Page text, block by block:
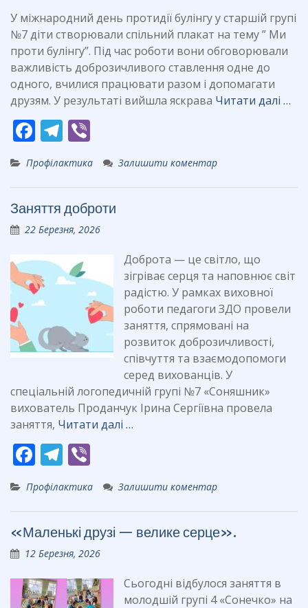
У міжнародний день протидії булінгу у старшій групі
№7 діти створювали спільний плакат на тему ” Ми
проти булінгу”. Під час роботи вони обговорювали
важливість доброзичливого ставлення одне до
одного, вчилися працювати разом і допомагати
друзям. У результаті вийшла яскрава Читати далі …
F
ac
e
b
o
o
k
T
e
gr
a
m
er
Профілактика Залишити коментар
Заняття доброти
22 Березня, 2026
Доброта — це світло, що
зігріває серця та наповнює світ
радістю. У рамках виховної
роботи педагоги ЗДО провели
заняття, спрямовані на
розвиток доброзичливості,
співчуття та взаємодопомоги
серед вихованців. У
спеціальній логопедичній групі №7 «Соняшник»
вихователь Проданчук Ірина Сергіївна провела
заняття, Читати далі …
F
ac
e
b
o
o
k
T
e
gr
a
m
er
Профілактика Залишити коментар
«Маленькі друзі — велике серце».
12 Березня, 2026
Сьогодні відбулося заняття в
молодшій групі 4 «Сонечко» на